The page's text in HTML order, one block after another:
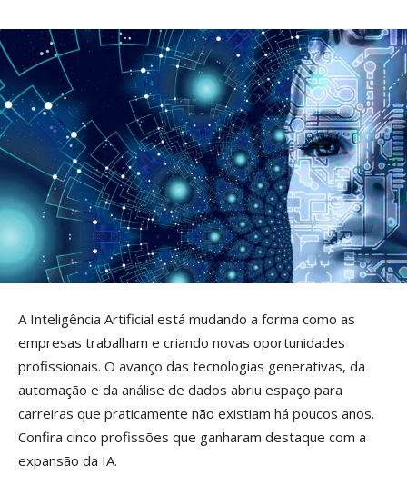
A Inteligência Artificial está mudando a forma como as
empresas trabalham e criando novas oportunidades
profissionais. O avanço das tecnologias generativas, da
automação e da análise de dados abriu espaço para
carreiras que praticamente não existiam há poucos anos.
Confira cinco profissões que ganharam destaque com a
expansão da IA.